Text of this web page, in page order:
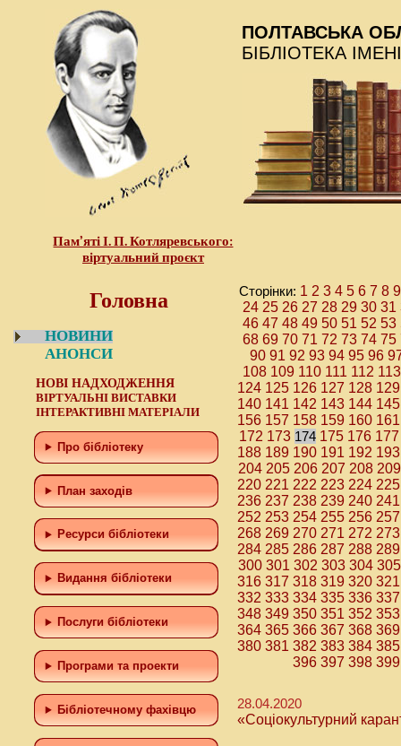
Пам’яті І. П. Котляревського:
віртуальний проєкт
ПОЛТАВСЬКА
БІБЛІОТЕКА
Головна
НОВИНИ
АНОНСИ
НОВІ НАДХОДЖЕННЯ
ВІРТУАЛЬНІ ВИСТАВКИ
ІНТЕРАКТИВНІ МАТЕРІАЛИ
Про бібліотеку
План заходів
Ресурси бібліотеки
Видання бібліотеки
Послуги бібліотеки
Програми та проекти
Бiблiотечному фахiвцю
Сторінки: 1 2 3 4 5 6 7 8 9
24 25 26 27 28 29 30 31
46 47 48 49 50 51 52 53
68 69 70 71 72 73 74 75
90 91 92 93 94 95 96
108 109 110 111 112 113
124 125 126 127 128 129
140 141 142 143 144 145
156 157 158 159 160 161
172 173 174 175 176 177
188 189 190 191 192 193
204 205 206 207 208 209
220 221 222 223 224 225
236 237 238 239 240 241
252 253 254 255 256 257
268 269 270 271 272 273
284 285 286 287 288 289
300 301 302 303 304 305
316 317 318 319 320 321
332 333 334 335 336 337
348 349 350 351 352 353
364 365 366 367 368 369
380 381 382 383 384 385
396 397 398 399
28.04.2020
«Соціокультурний